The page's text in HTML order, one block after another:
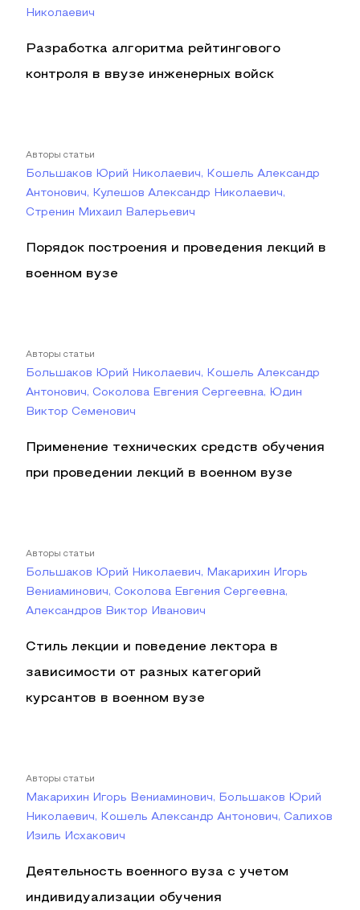
Николаевич
Разработка алгоритма рейтингового
контроля в ввузе инженерных войск
Авторы статьи
Большаков Юрий Николаевич, Кошель Александр
Антонович, Кулешов Александр Николаевич,
Стренин Михаил Валерьевич
Порядок построения и проведения лекций в
военном вузе
Авторы статьи
Большаков Юрий Николаевич, Кошель Александр
Антонович, Соколова Евгения Сергеевна, Юдин
Виктор Семенович
Применение технических средств обучения
при проведении лекций в военном вузе
Авторы статьи
Большаков Юрий Николаевич, Макарихин Игорь
Вениаминович, Соколова Евгения Сергеевна,
Александров Виктор Иванович
Стиль лекции и поведение лектора в
зависимости от разных категорий
курсантов в военном вузе
Авторы статьи
Макарихин Игорь Вениаминович, Большаков Юрий
Николаевич, Кошель Александр Антонович, Салихов
Изиль Исхакович
Деятельность военного вуза с учетом
индивидуализации обучения